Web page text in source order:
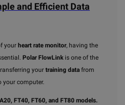
and Efficient Data
your heart rate monitor, having the
Polar FlowLink is one of the
your training data from
computer.
FT40, FT60, and FT80 models.